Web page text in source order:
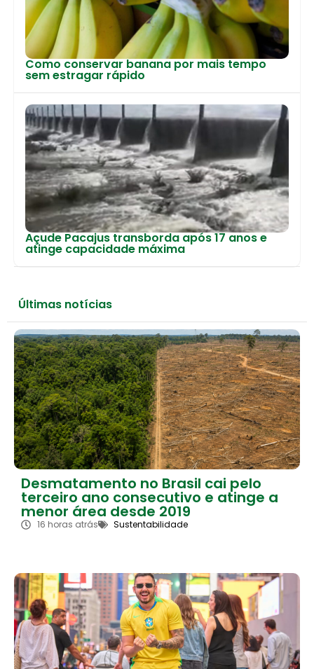
Como conservar banana por mais tempo
sem estragar rápido
Açude Pacajus transborda após 17 anos e
atinge capacidade máxima
Últimas notícias
Desmatamento no Brasil cai pelo
terceiro ano consecutivo e atinge a
menor área desde 2019
16 horas atrás Sustentabilidade